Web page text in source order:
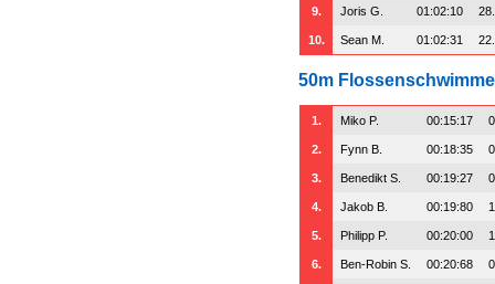
9. Joris G. 01:02:10
10. Sean M. 01:02:31
50m
1. Miko P. 00:15:17
2. Fynn B. 00:18:35
3. Benedikt S. 00:19:27
4. Jakob B. 00:19:80
5. Philipp P. 00:20:00
6. Ben-Robin S. 00:20:68